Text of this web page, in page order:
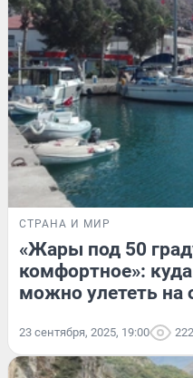
СТРАНА И МИР
«Жары под 50
комфортное»:
можно улететь на
23 сентября, 2025, 19:00 222